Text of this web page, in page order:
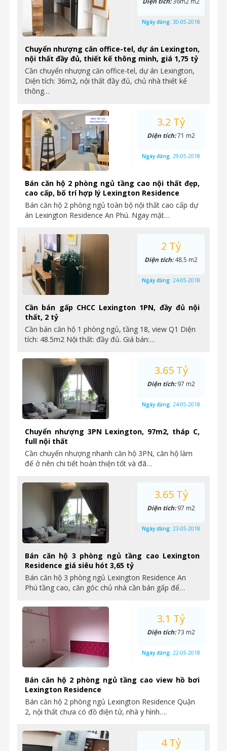
Chuyển nhượng căn office-tel, dự án Lexington,
nội thất đầy đủ, thiết kế thông minh, giá 1,75 tỷ
Cần chuyển nhượng căn office-tel, dự án Lexington,
Diện tích: 36m2, nội thất đầy đủ, chủ nhà thiết kế
thông…
Ngày đăng: 30-05-2018
Bán căn hộ 2 phòng ngủ tầng cao nội thất đẹp,
cao cấp, bố trí hợp lý Lexington Residence
Bán căn hộ 2 phòng ngủ toàn bộ nội thất cao cấp dự
án Lexington Residence An Phú. Ngay mặt…
3.2 Tỷ
Diện tích:71 m2
Ngày đăng: 29-05-2018
Cần bán gấp CHCC Lexington 1PN, đầy đủ nội
thất, 2 tỷ
Cần bán căn hộ 1 phòng ngủ, tầng 18, view Q1 Diện
tích: 48.5m2 Nội thất: đầy đủ. Giá bán:…
2 Tỷ
Diện tích:48.5 m2
Ngày đăng: 24-05-2018
Chuyển nhượng 3PN Lexington, 97m2, tháp C,
full nội thất
Cần chuyển nhượng nhanh căn hộ 3PN, căn hộ làm
để ở nên chi tiết hoàn thiện tốt và đã…
3.65 Tỷ
Diện tích:97 m2
Ngày đăng: 24-05-2018
Bán căn hộ 3 phòng ngủ tầng cao Lexington
Residence giá siêu hót 3,65 tỷ
Bán căn hộ 3 phòng ngủ Lexington Residence An
Phú tầng cao, căn góc chủ nhà cần bán gấp để…
3.65 Tỷ
Diện tích:97 m2
Ngày đăng: 23-05-2018
Bán căn hộ 2 phòng ngủ tầng cao view hồ bơi
Lexington Residence
Bán căn hộ 2 phòng ngủ Lexington Residence Quận
2, nội thất chưa có đồ điện tử, nhà y hình….
3.1 Tỷ
Diện tích:73 m2
Ngày đăng: 22-05-2018
4 Tỷ